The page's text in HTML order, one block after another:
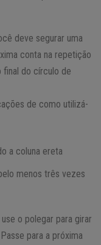
deve segurar uma
conta na repetição
final do círculo de
de como utilizá-
a coluna ereta
menos três vezes
o polegar para girar
para a próxima